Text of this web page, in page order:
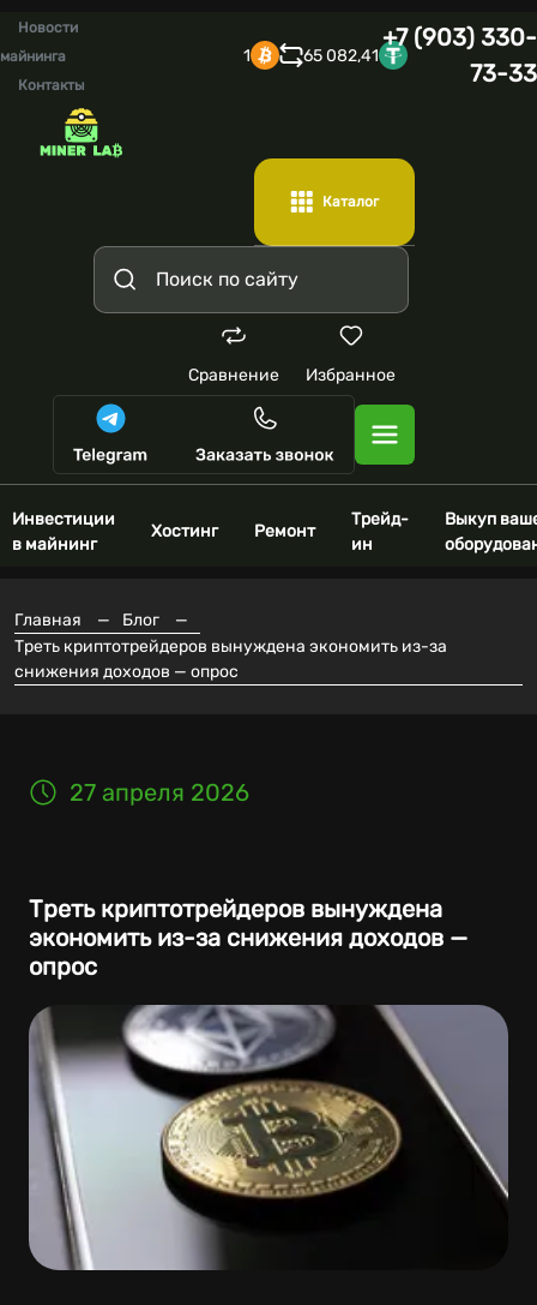
Новости
майнинга
Контакты
1 65 082,41
+7 (903) 330-
73-33
Каталог
Сравнение Избранное
Инвестиции
в майнинг
Хостинг Ремонт
Трейд-
ин
Выкуп
Главная — Блог
—
Треть криптотрейдеров вынуждена экономить из-за
снижения доходов — опрос
27 апреля 2026
Треть криптотрейдеров вынуждена
экономить из-за снижения доходов —
опрос